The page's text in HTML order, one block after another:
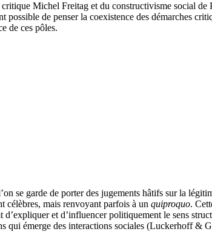
Michel Freitag et du constructivisme social
de penser la coexistence des démarches
de ces pôles.
se garde de porter des jugements hâtifs sur la
célèbres, mais renvoyant parfois à un quiproquo.
et d’influencer politiquement le sens
qui émerge des interactions sociales (Luckerhoff &